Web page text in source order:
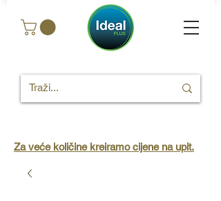
Za veće količine kreiramo cijene na upit.